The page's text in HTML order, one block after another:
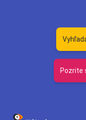
Pozrite